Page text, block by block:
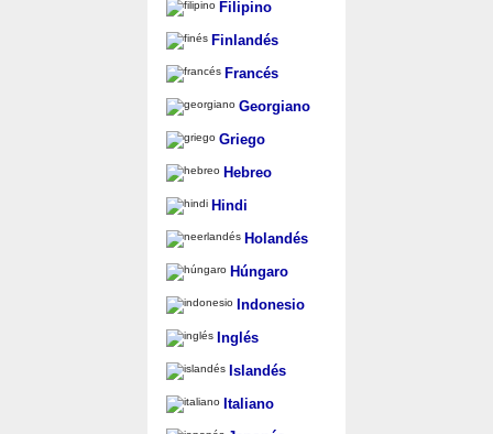
Filipino
Finlandés
Francés
Georgiano
Griego
Hebreo
Hindi
Holandés
Húngaro
Indonesio
Inglés
Islandés
Italiano